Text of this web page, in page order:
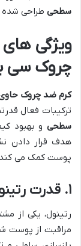
سطحی طراحی
ویژگی
چروک سی
کرم ضد چروک
ترکیبات فعال
سطحی و بهبود
هدف قرار دادن
پوست کمک می
۱. قدرت رتینول: محرک اصلی جوانسازی
مراقبت از پوست